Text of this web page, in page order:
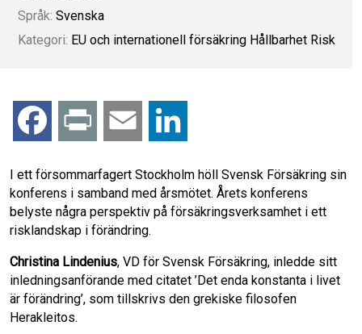
Språk: Svenska
Kategori: EU och internationell försäkring Hållbarhet Risk
c
e
b
o
i
n
t
a
i
l
n
e
I ett försommarfagert Stockholm höll Svensk Försäkring sin
konferens i samband med årsmötet. Årets konferens
belyste några perspektiv på försäkringsverksamhet i ett
risklandskap i förändring.
Christina Lindenius, VD för Svensk Försäkring, inledde sitt
inledningsanförande med citatet ’Det enda konstanta i livet
är förändring’, som tillskrivs den grekiske filosofen
Herakleitos.